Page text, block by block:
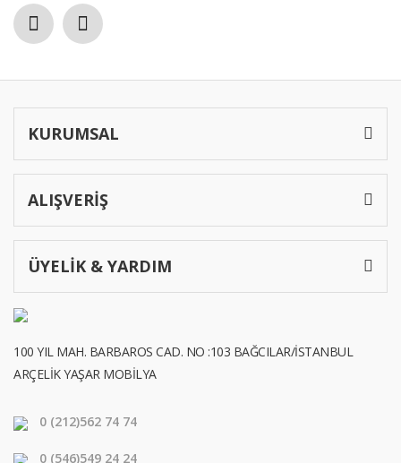
KURUMSAL
ALIŞVERİŞ
ÜYELİK & YARDIM
100 YIL MAH. BARBAROS CAD. NO :103 BAĞCILAR/İSTANBUL
ARÇELİK YAŞAR MOBİLYA
0 (212)562 74 74
0 (546)549 24 24